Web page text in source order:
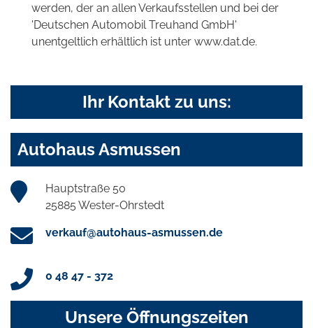
werden, der an allen Verkaufsstellen und bei der
'Deutschen Automobil Treuhand GmbH'
unentgeltlich erhältlich ist unter www.dat.de.
Ihr Kontakt zu uns:
Autohaus Asmussen
Hauptstraße 50
25885 Wester-Ohrstedt
verkauf@autohaus-asmussen.de
0 48 47 - 372
Unsere Öffnungszeiten